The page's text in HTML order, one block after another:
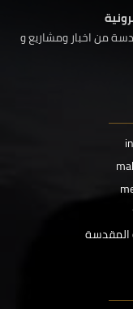
من اخبار ومشاريع و
المقدسة